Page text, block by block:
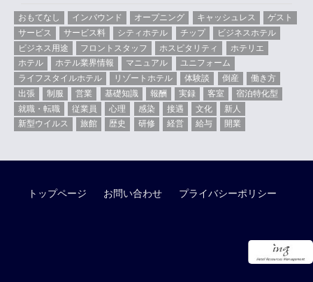
おもてなし インバウンド オープニング キャッシュレス
ゲスト
サービス
サービス料 シティホテル チップ
ビジネスホテル
ビジネス用途
フロントスタッフ ホスピタリティ
ホテリエ
ホテル
ホテル業界情報 マニュアル
ユニフォーム
ライフスタイルホテル
リゾートホテル 体験談 倒産
働き方
出張
制服 営業 基礎知識 報酬 実録 客室
宿泊特化型
就職・転職
従業員 心理 感染 接遇 文化
新人
新型ウイルス
旅館 歴史 研修 経営 給与 開業
トップページ お問い合わせ プライバシーポリシー